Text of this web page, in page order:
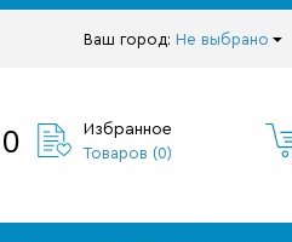
Ваш город: Не выбрано
Избранное
Товаров (0)